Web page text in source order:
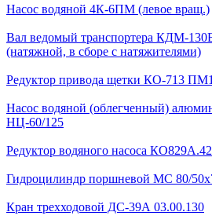
Насос водяной 4К-6ПМ (левое вращ.)
Вал ведомый транспортера КДМ-
(натяжной, в сборе с натяжителями)
Редуктор привода щетки КО-713
Насос водяной (облегченный)
НЦ-60/125
Редуктор водяного насоса
Гидроцилиндр поршневой МС 80/
Кран трехходовой ДС-39А 03.00.130